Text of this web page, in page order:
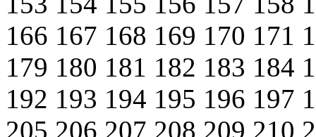
166 167 168 169 170 171
179 180 181 182 183 184
192 193 194 195 196 197
205 206 207 208 209 210